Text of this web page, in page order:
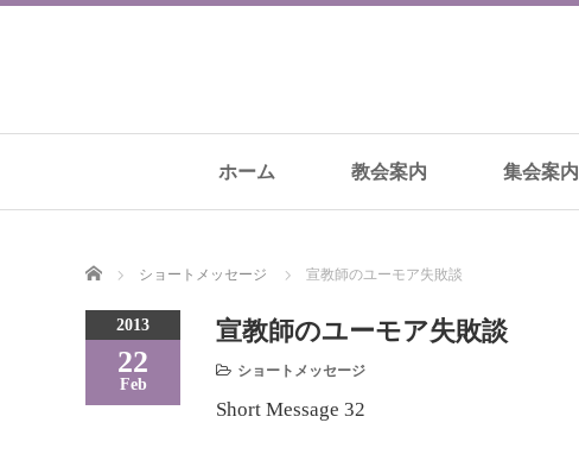
ホーム 教会案内 集会案内
Home ショートメッセージ 宣教師のユーモア失敗談
2013
22
Feb
宣教師のユーモア失敗談
ショートメッセージ
Short Message 32